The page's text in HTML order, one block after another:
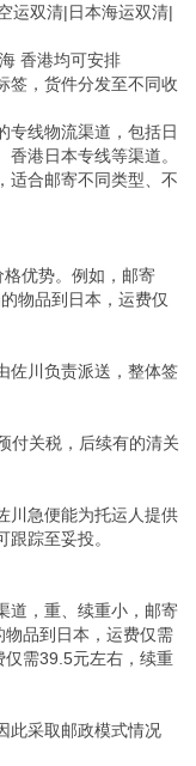
运双清|日本海运双清|
香港均可安排
签，货件分发至不同收
专线物流渠道，包括日
港日本专线等渠道。
适合邮寄不同类型、不
优势。例如，邮寄
物品到日本，运费仅
佐川负责派送，整体签
付关税，后续有的清关
川急便能为托运人提供
踪至妥投。
道，重、续重小，邮寄
品到日本，运费仅需
需39.5元左右，续重
此采取邮政模式情况